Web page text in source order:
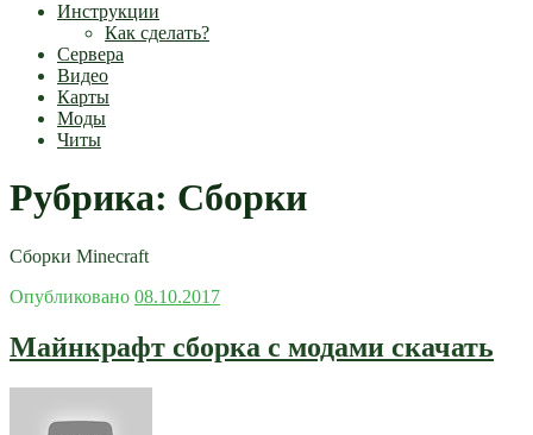
Инструкции
Как сделать?
Сервера
Видео
Карты
Моды
Читы
Рубрика: Сборки
Сборки Minecraft
Опубликовано 08.10.2017
Майнкрафт сборка с модами скачать